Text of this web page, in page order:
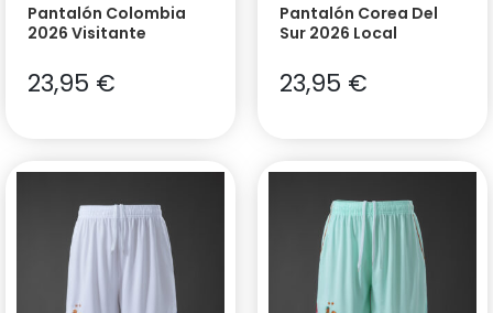
Pantalón Colombia
2026 Visitante
23,95 €
Pantalón Corea Del
Sur 2026 Local
23,95 €